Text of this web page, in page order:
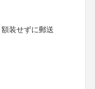
装せずに郵送